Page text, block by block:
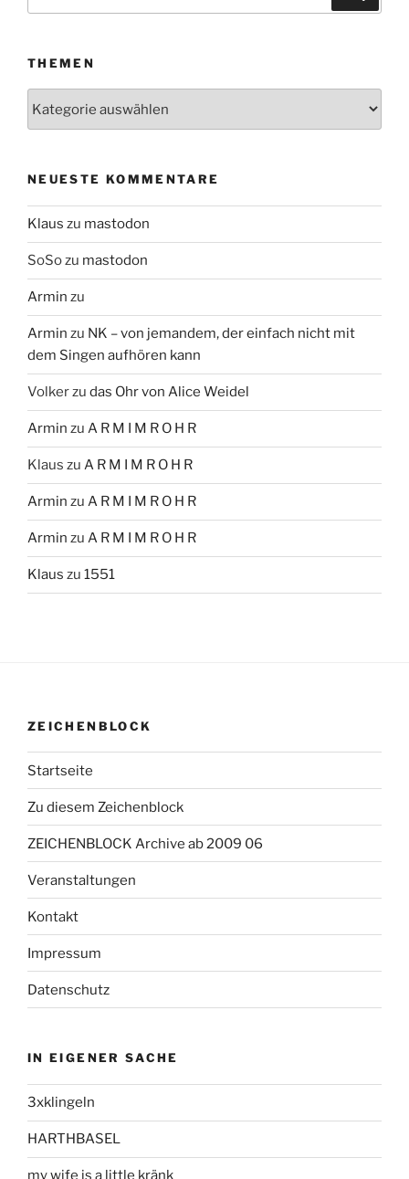
THEMEN
NEUESTE KOMMENTARE
Klaus zu mastodon
SoSozu mastodon
Armin zu
Armin zu NK – von jemandem, der einfach nicht mit
dem Singen aufhören kann
Volkerzu das Ohr von Alice Weidel
Armin zu A R M I M R O H R
Klaus zu A R M I M R O H R
Armin zu A R M I M R O H R
Armin zu A R M I M R O H R
Klaus zu 1551
ZEICHENBLOCK
Startseite
Zu diesem Zeichenblock
ZEICHENBLOCK Archive ab 2009 06
Veranstaltungen
Kontakt
Impressum
Datenschutz
IN EIGENER SACHE
3xklingeln
HARTHBASEL
my wife is a little kränk